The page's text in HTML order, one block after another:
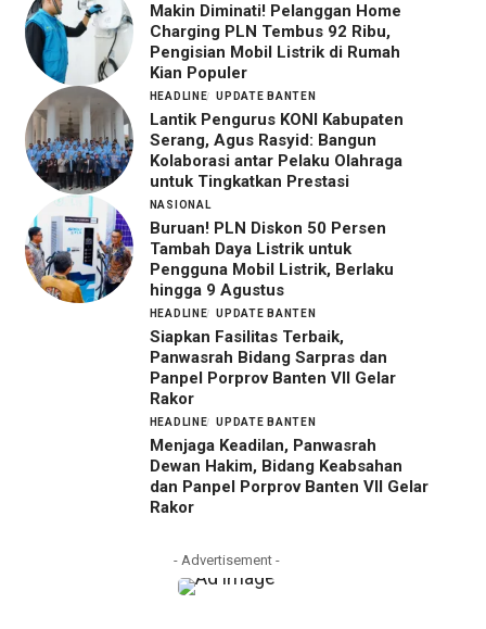
Makin Diminati! Pelanggan Home
Charging PLN Tembus 92 Ribu,
Pengisian Mobil Listrik di Rumah
Kian Populer
HEADLINE UPDATE BANTEN
Lantik Pengurus KONI Kabupaten
Serang, Agus Rasyid: Bangun
Kolaborasi antar Pelaku Olahraga
untuk Tingkatkan Prestasi
NASIONAL
Buruan! PLN Diskon 50 Persen
Tambah Daya Listrik untuk
Pengguna Mobil Listrik, Berlaku
hingga 9 Agustus
HEADLINE UPDATE BANTEN
Siapkan Fasilitas Terbaik,
Panwasrah Bidang Sarpras dan
Panpel Porprov Banten VII Gelar
Rakor
HEADLINE UPDATE BANTEN
Menjaga Keadilan, Panwasrah
Dewan Hakim, Bidang Keabsahan
dan Panpel Porprov Banten VII Gelar
Rakor
- Advertisement -